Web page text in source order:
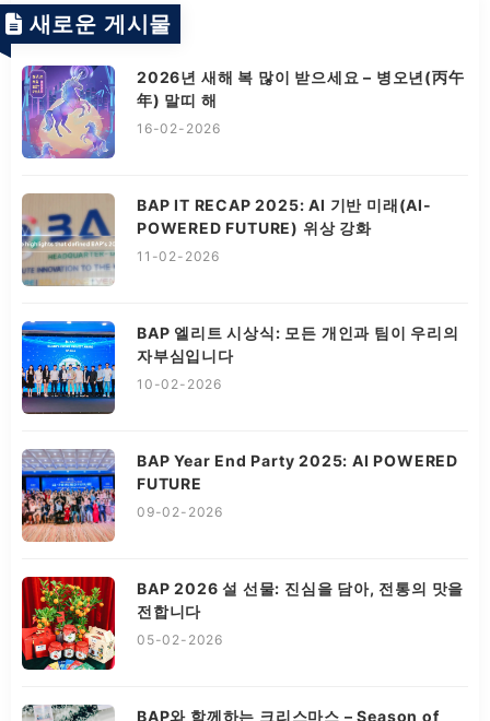
새로운 게시물
2026년 새해 복 많이 받으세요 – 병오년(丙午
年) 말띠 해
16-02-2026
BAP IT RECAP 2025: AI 기반 미래(AI-
POWERED FUTURE) 위상 강화
11-02-2026
BAP 엘리트 시상식: 모든 개인과 팀이 우리의
자부심입니다
10-02-2026
BAP Year End Party 2025: AI POWERED
FUTURE
09-02-2026
BAP 2026 설 선물: 진심을 담아, 전통의 맛을
전합니다
05-02-2026
BAP와 함께하는 크리스마스 – Season of